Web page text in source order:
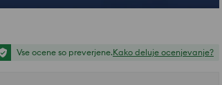
Vse ocene so preverjene.Kako deluje ocenjevanje?